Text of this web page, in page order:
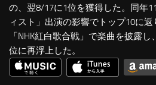
の、翌8/17に1位を獲得した。同年
ィスト」出演の影響でトップ10に
「NHK紅白歌合戦」で楽曲を披露
位に再浮上した。